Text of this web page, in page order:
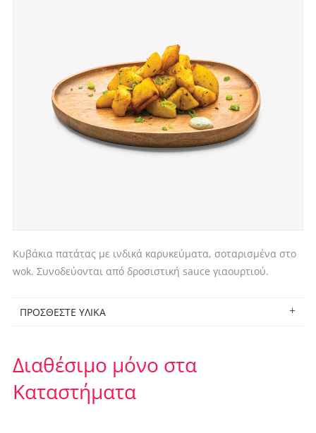
Κυβάκια πατάτας με ινδικά καρυκεύματα, σοταρισμένα στο
wok. Συνοδεύονται από δροσιστική sauce γιαουρτιού.
ΠΡΟΣΘΕΣΤΕ ΥΛΙΚΑ
Διαθέσιμο μόνο στα
Καταστήματα